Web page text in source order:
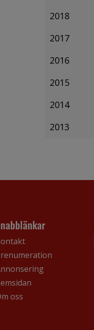
2018
2017
2016
2015
2014
2013
oss